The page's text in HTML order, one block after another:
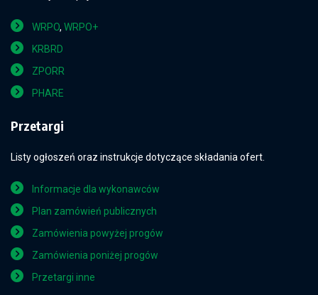
WRPO, WRPO+
KRBRD
ZPORR
PHARE
Przetargi
Listy ogłoszeń oraz instrukcje dotyczące składania ofert.
Informacje dla wykonawców
Plan zamówień publicznych
Zamówienia powyżej progów
Zamówienia poniżej progów
Przetargi inne